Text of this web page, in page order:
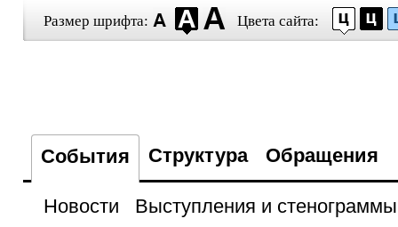
Размер шрифта: Цвета сайта:
События Структура Обращения
Новости
Выступления и стенограммы